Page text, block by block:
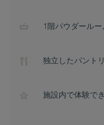
1階パウダールー
独立したパント
施設内で体験で